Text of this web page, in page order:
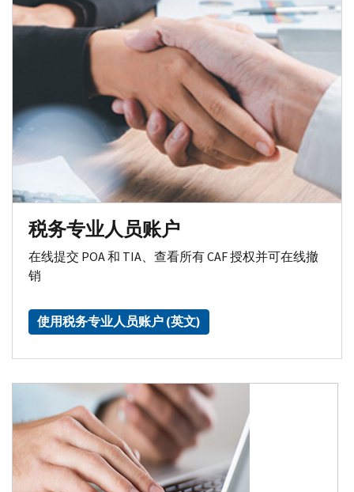
税务专业人员账户
在线提交 POA 和 TIA、查看所有 CAF 授权并可在线撤
销
使用税务专业人员账户 (英文)